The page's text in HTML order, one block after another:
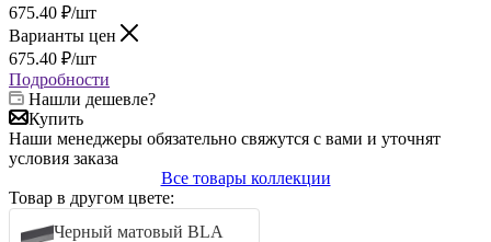
675.40 ₽/шт
Варианты цен
675.40 ₽/шт
Подробности
Нашли дешевле?
Купить
Наши менеджеры обязательно свяжутся с вами и уточнят
условия заказа
Все товары коллекции
Товар в другом цвете:
Черный матовый BLA